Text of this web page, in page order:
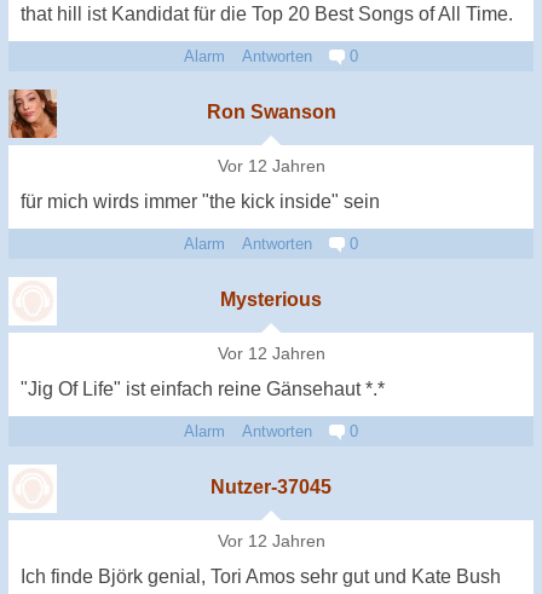
that hill ist Kandidat für die Top 20 Best Songs of All Time.
Alarm Antworten 0
Ron Swanson
Vor 12 Jahren
für mich wirds immer "the kick inside" sein
Alarm Antworten 0
Mysterious
Vor 12 Jahren
"Jig Of Life" ist einfach reine Gänsehaut *.*
Alarm Antworten 0
Nutzer-37045
Vor 12 Jahren
Ich finde Björk genial, Tori Amos sehr gut und Kate Bush